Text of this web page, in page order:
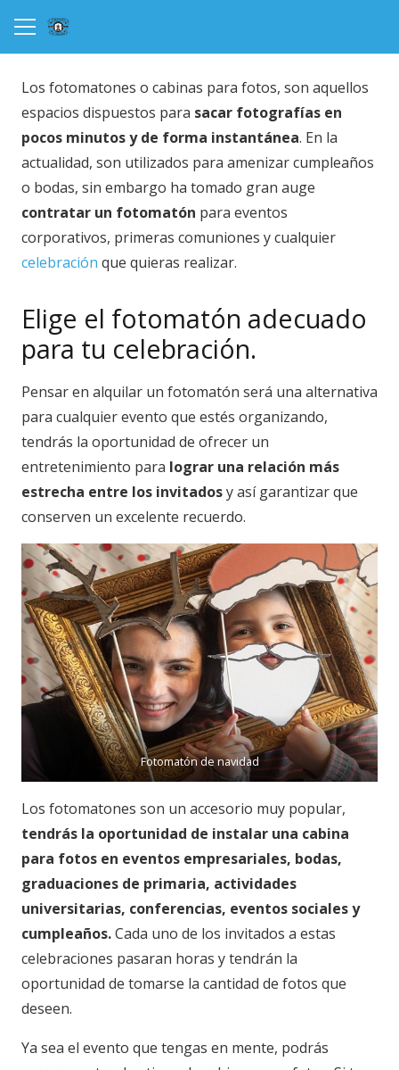
Los fotomatones o cabinas para fotos, son aquellos
espacios dispuestos para sacar fotografías en
pocos minutos y de forma instantánea. En la
actualidad, son utilizados para amenizar cumpleaños
o bodas, sin embargo ha tomado gran auge
contratar un fotomatón para eventos
corporativos, primeras comuniones y cualquier
celebración que quieras realizar.
Elige el fotomatón adecuado
para tu celebración.
Pensar en alquilar un fotomatón será una alternativa
para cualquier evento que estés organizando,
tendrás la oportunidad de ofrecer un
entretenimiento para lograr una relación más
estrecha entre los invitadosy así garantizar que
conserven un excelente recuerdo.
Fotomatón de navidad
Los fotomatones son un accesorio muy popular,
tendrás la oportunidad de instalar una cabina
para fotos en eventos empresariales, bodas,
graduaciones de primaria, actividades
universitarias, conferencias, eventos sociales y
cumpleaños.Cada uno de los invitados a estas
celebraciones pasaran horas y tendrán la
oportunidad de tomarse la cantidad de fotos que
deseen.
Ya sea el evento que tengas en mente, podrás